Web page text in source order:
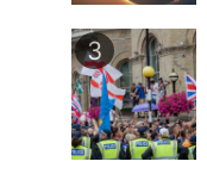
3